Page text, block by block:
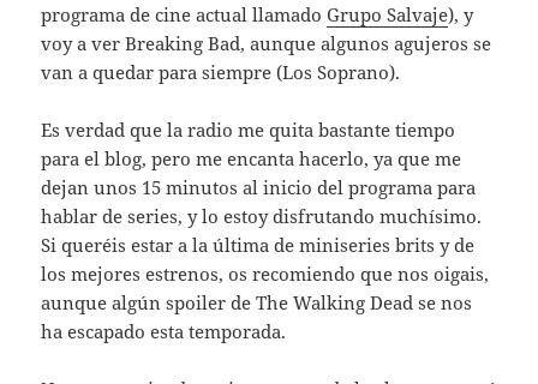
programa de cine actual llamadoGrupo Salvaje), y
voy a ver Breaking Bad, aunque algunos agujeros se
van a quedar para siempre (Los Soprano).
Es verdad que la radio me quita bastante tiempo
para el blog, pero me encanta hacerlo, ya que me
dejan unos 15 minutos al inicio del programa para
hablar de series, y lo estoy disfrutando muchísimo.
Si queréis estar a la última de miniseries brits y de
los mejores estrenos, os recomiendo que nos oigais,
aunque algún spoiler de The Walking Dead se nos
ha escapado esta temporada.